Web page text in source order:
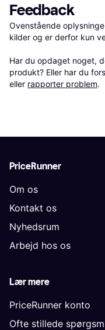
Feedback
Ovenstående
kilder og er derfor kun
Har du opdaget noget,
produkt? Eller har du
eller rapporter problem.
PriceRunner
Om os
Kontakt os
Nyhedsrum
Arbejd hos os
Lær mere
PriceRunner konto
Ofte stillede